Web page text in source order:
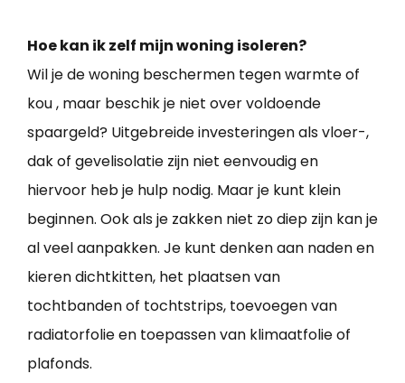
Hoe kan ik zelf mijn woning isoleren?
Wil je de woning beschermen tegen warmte of
kou , maar beschik je niet over voldoende
spaargeld? Uitgebreide investeringen als vloer-,
dak of gevelisolatie zijn niet eenvoudig en
hiervoor heb je hulp nodig. Maar je kunt klein
beginnen. Ook als je zakken niet zo diep zijn kan je
al veel aanpakken. Je kunt denken aan naden en
kieren dichtkitten, het plaatsen van
tochtbanden of tochtstrips, toevoegen van
radiatorfolie en toepassen van klimaatfolie of
plafonds.